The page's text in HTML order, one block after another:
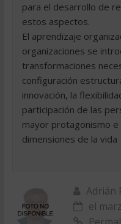
para el desarrollo de
estos aspectos.
El aprendizaje
organizaciones se
transformaciones
configuración
innovación, la
participación de las
mayor protagonismo
dimensiones de la vida
Adrián
el